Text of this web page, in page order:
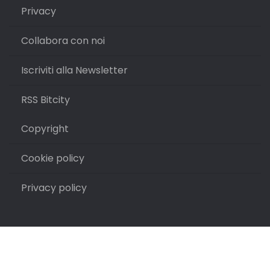
Privacy
Collabora con noi
Iscriviti alla Newsletter
RSS Bitcity
Copyright
Cookie policy
Privacy policy